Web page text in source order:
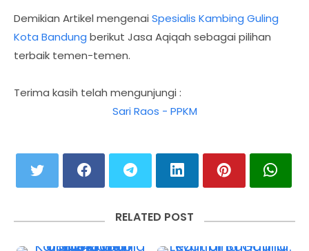
Demikian Artikel mengenai Spesialis Kambing Guling
Kota Bandung berikut Jasa Aqiqah sebagai pilihan
terbaik temen-temen.
Terima kasih telah mengunjungi :
Sari Raos - PPKM
RELATED POST